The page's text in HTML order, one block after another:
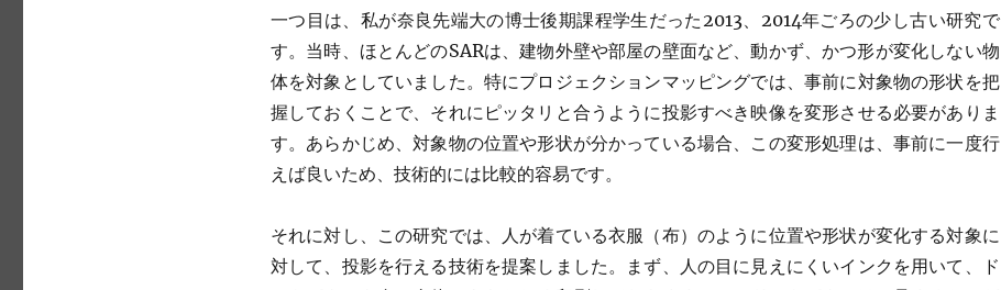
一つ目は、私が奈良先端大の博士後期課程学生だった2013、2014年ごろの少し古い研究で
す。当時、ほとんどのSARは、建物外壁や部屋の壁面など、動かず、かつ形が変化しない物
体を対象としていました。特にプロジェクションマッピングでは、事前に対象物の形状を把
握しておくことで、それにピッタリと合うように投影すべき映像を変形させる必要がありま
す。あらかじめ、対象物の位置や形状が分かっている場合、この変形処理は、事前に一度行
えば良いため、技術的には比較的容易です。
それに対し、この研究では、人が着ている衣服（布）のように位置や形状が変化する対象に
対して、投影を行える技術を提案しました。まず、人の目に見えにくいインクを用いて、ド